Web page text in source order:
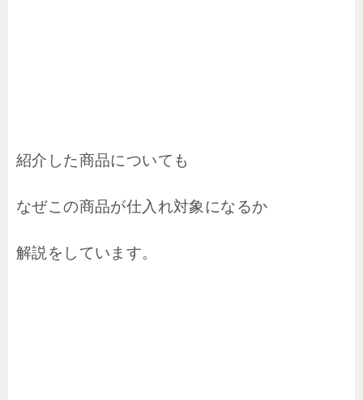
紹介した商品についても
なぜこの商品が仕入れ対象になるか
解説をしています。